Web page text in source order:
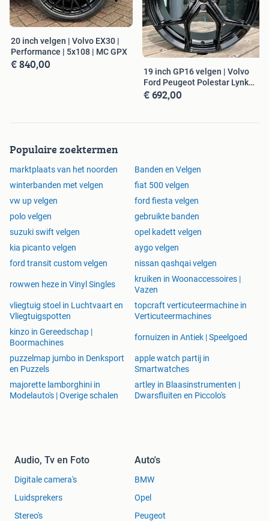
20 inch velgen | Volvo EX30 |
Performance | 5x108 | MC GPX
€ 840,00
19 inch GP16 velgen | Volvo
Ford Peugeot Polestar Lynk
&amp; Co
€ 692,00
Populaire zoektermen
marktplaats van het noorden
Banden en Velgen
winterbanden met velgen
fiat 500 velgen
vw up velgen
ford fiesta velgen
polo velgen
gebruikte banden
suzuki swift velgen
opel kadett velgen
kia picanto velgen
aygo velgen
ford transit custom velgen
nissan qashqai velgen
rowwen heze in Vinyl Singles
kruiken in Woonaccessoires |
Vazen
vliegtuig stoel in Luchtvaart en
Vliegtuigspotten
topcraft verticuteermachine in
Verticuteermachines
kinzo in Gereedschap |
Boormachines
fornuizen in Antiek | Speelgoed
puzzelmap jumbo in Denksport
en Puzzels
apple watch partij in
Smartwatches
majorette lamborghini in
Modelauto's | Overige schalen
artley in Blaasinstrumenten |
Dwarsfluiten en Piccolo's
Audio, Tv en Foto
Digitale camera's
Luidsprekers
Stereo's
Auto's
BMW
Opel
Peugeot